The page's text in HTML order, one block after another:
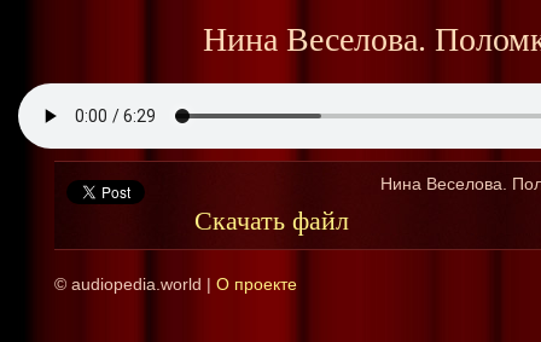
Нина Веселова.
Скачать файл
Нина Веселова.
© audiopedia.world | О проекте